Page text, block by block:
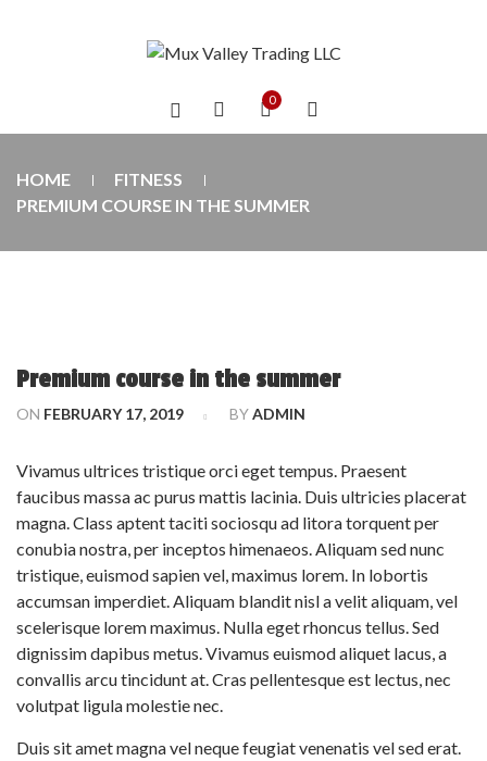
0
HOME
FITNESS
PREMIUM COURSE IN THE SUMMER
Premium course in the summer
ON FEBRUARY 17, 2019 BYADMIN
Vivamus ultrices tristique orci eget tempus. Praesent
faucibus massa ac purus mattis lacinia. Duis ultricies placerat
magna. Class aptent taciti sociosqu ad litora torquent per
conubia nostra, per inceptos himenaeos. Aliquam sed nunc
tristique, euismod sapien vel, maximus lorem. In lobortis
accumsan imperdiet. Aliquam blandit nisl a velit aliquam, vel
scelerisque lorem maximus. Nulla eget rhoncus tellus. Sed
dignissim dapibus metus. Vivamus euismod aliquet lacus, a
convallis arcu tincidunt at. Cras pellentesque est lectus, nec
volutpat ligula molestie nec.
Duis sit amet magna vel neque feugiat venenatis vel sed erat.